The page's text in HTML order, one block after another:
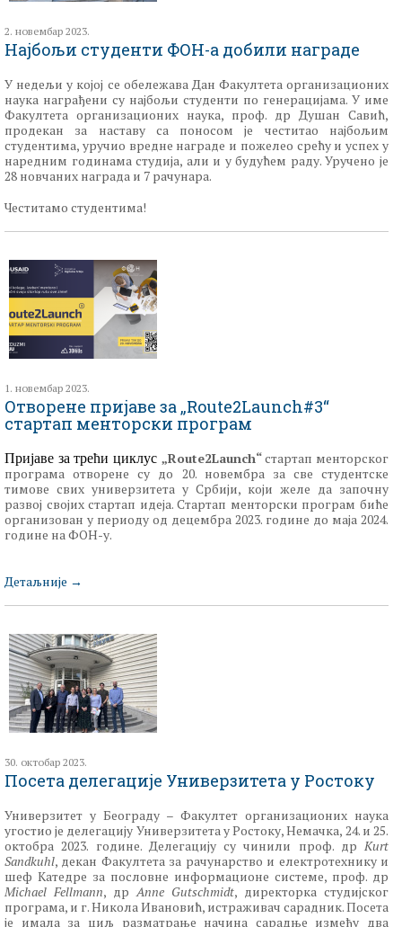
2. новембар 2023.
Најбољи студенти ФОН-а добили награде
У недељи у којој се обележава Дан Факултета организационих
наука награђени су најбољи студенти по генерацијама. У име
Факултета организационих наука, проф. др Душан Савић,
продекан за наставу са поносом је честитао најбољим
студентима, уручио вредне награде и пожелео срећу и успех у
наредним годинама студија, али и у будућем раду. Уручено је
28 новчаних награда и 7 рачунара.
Честитамо студентима!
1. новембар 2023.
Отворене пријаве за „Route2Launch#3“
стартап менторски програм
Пријаве за трећи циклус „Route2Launch“стартап менторског
програма отворене су до 20. новембра за све студентске
тимове свих универзитета у Србији, који желе да започну
развој својих стартап идеја. Стартап менторски програм биће
организован у периоду од децембра 2023. године до маја 2024.
године на ФОН-у.
Детаљније →
30. октобар 2023.
Посета делегације Универзитета у Ростоку
Универзитет у Београду – Факултет организационих наука
угостио је делегацију Универзитета у Ростоку, Немачка, 24. и 25.
октобра 2023. године. Делегацију су чинили проф. др Kurt
Sandkuhl, декан Факултета за рачунарство и електротехнику и
шеф Катедре за пословне информационе системе, проф. др
Michael Fellmann, дрAnne Gutschmidt, директорка студијског
програма, и г. Никола Ивановић, истраживач сарадник. Посета
је имала за циљ разматрање начина сарадње између два